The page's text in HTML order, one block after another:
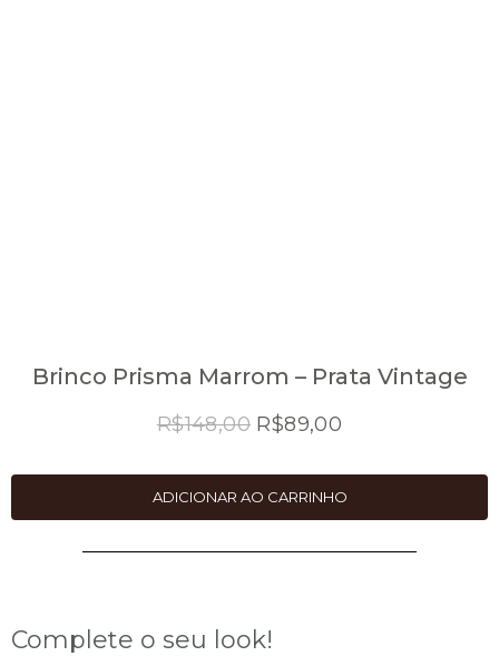
Brinco Prisma Marrom – Prata Vintage
R$148,00 O
original
era:
R$148,00.
R$89,00
atual
é:
R$89,00.
ADICIONAR AO CARRINHO
Complete o seu look!